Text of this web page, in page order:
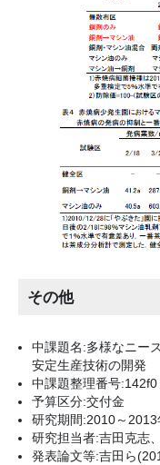
その他
中課題名:多様なニー
安定生産技術の開発
中課題整理番号:142f0
予算区分:交付金
研究期間:2010～2013
研究担当者:吉田克志
発表論文等:吉田ら